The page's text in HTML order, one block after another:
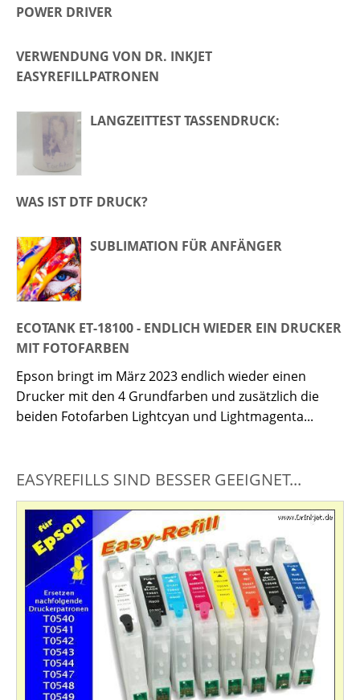
POWER DRIVER
VERWENDUNG VON DR. INKJET
EASYREFILLPATRONEN
LANGZEITTEST TASSENDRUCK:
WAS IST DTF DRUCK?
SUBLIMATION FÜR ANFÄNGER
ECOTANK ET-18100 - ENDLICH WIEDER EIN DRUCKER
MIT FOTOFARBEN
Epson bringt im März 2023 endlich wieder einen
Drucker mit den 4 Grundfarben und zusätzlich die
beiden Fotofarben Lightcyan und Lightmagenta...
EASYREFILLS SIND BESSER GEEIGNET...